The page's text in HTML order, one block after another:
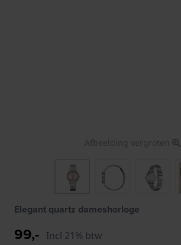
Afbeelding vergroten
Elegant quartz dameshorloge
99,- Incl 21% btw